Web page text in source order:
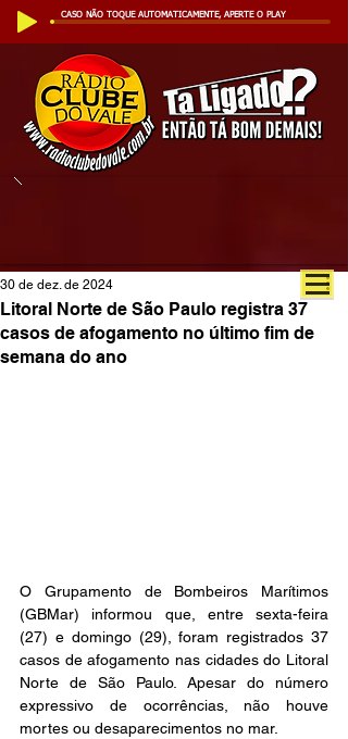
CASO NÃO TOQUE AUTOMATICAMENTE, APERTE O PLAY
Litoral Norte de São Paulo registra 37
casos de afogamento no último fim de
semana do ano
30 de dez. de 2024
O Grupamento de Bombeiros Marítimos
(GBMar) informou que, entre sexta-feira
(27) e domingo (29), foram registrados 37
casos de afogamento nas cidades do Litoral
Norte de São Paulo. Apesar do número
expressivo de ocorrências, não houve
mortes ou desaparecimentos no mar.